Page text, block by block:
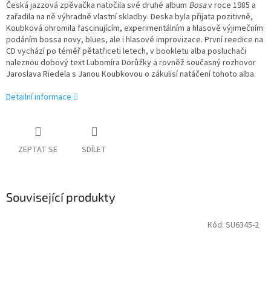
Česká jazzová zpěvačka natočila své druhé album Bosav roce 1985 a
zařadila na ně výhradně vlastní skladby. Deska byla přijata pozitivně,
Koubková ohromila fascinujícím, experimentálním a hlasově výjimečním
podáním bossa novy, blues, ale i hlasové improvizace. První reedice na
CD vychází po téměř pětatřiceti letech, v bookletu alba posluchači
naleznou dobový text Lubomíra Dorůžky a rovněž současný rozhovor
Jaroslava Riedela s Janou Koubkovou o zákulisí natáčení tohoto alba.
Detailní informace
ZEPTAT SE SDÍLET
Související produkty
Kód: SU6345-2